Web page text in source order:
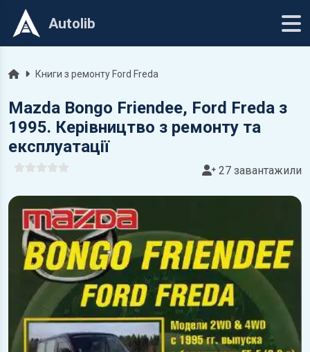
Autolib
ГоловнаКниги з ремонту Ford Freda
Mazda Bongo Friendee, Ford Freda з
1995. Керівництво з ремонту та
експлуатації
27 завантажили